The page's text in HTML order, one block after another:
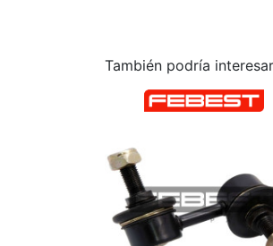
También podría